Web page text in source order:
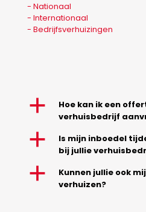
- Nationaal
- Internationaal
- Bedrijfsverhuizingen
a
Hoe kan ik een
verhuisbedrijf
a
Is mijn inboedel
bij jullie
a
Kunnen jullie ook
verhuizen?